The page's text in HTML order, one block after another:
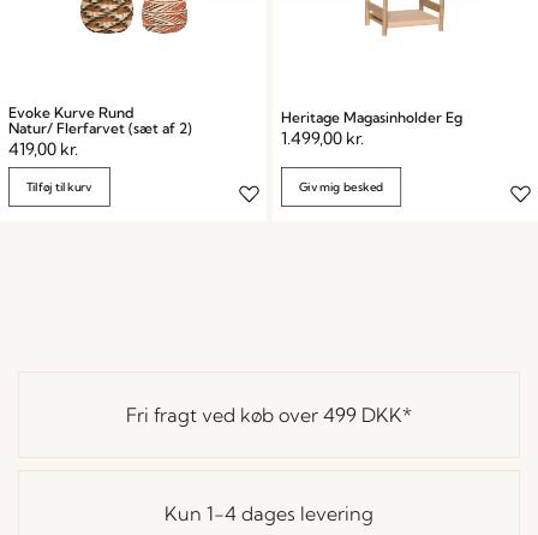
Evoke Kurve Rund
Natur/ Flerfarvet (sæt af 2)
419,00 kr.
Tilføj til kurv
Heritage Magasinholder Eg
1.499,00 kr.
Giv mig besked
Fri fragt ved køb over 499 DKK*
Kun 1-4 dages levering